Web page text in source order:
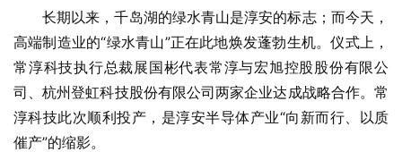
长期以来，千岛湖的绿水青山是淳安的标志；而今天，
高端制造业的“绿水青山”正在此地焕发蓬勃生机。仪式上，
常淳科技执行总裁展国彬代表常淳与宏旭控股股份有限公
司、杭州登虹科技股份有限公司两家企业达成战略合作。常
淳科技此次顺利投产，是淳安半导体产业“向新而行、以质
催产”的缩影。